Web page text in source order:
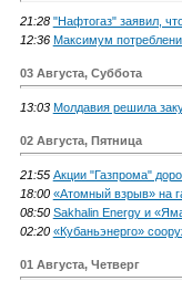
21:28 "Нафтогаз" заявил,
12:36 Максимум
03 Августа, Суббота
13:03 Молдавия решила
02 Августа, Пятница
21:55 Акции "Газпрома"
18:00 «Атомный взрыв» на
08:50 Sakhalin Energy и
02:20 «Кубаньэнерго»
01 Августа, Четверг